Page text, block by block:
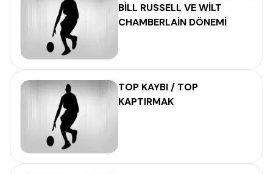
BİLL RUSSELL VE WİLT
CHAMBERLAİN DÖNEMİ
TOP KAYBI / TOP
KAPTIRMAK